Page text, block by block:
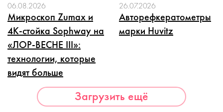
06.08.2026
Микроскоп Zumax и
4K-стойка Sophway на
«ЛОР-ВЕСНЕ III»:
технологии, которые
видят больше
26.07.2026
Авторефкератометры
марки Huvitz
Загрузить ещё